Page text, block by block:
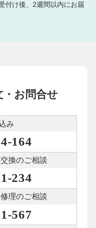
付け後、2週間以内にお届
お問合せ
み
164
換のご相談
234
理のご相談
567